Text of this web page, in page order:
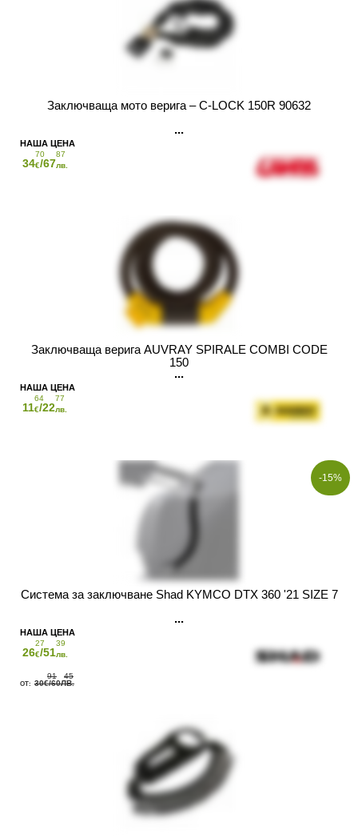
Заключващa мото верига – C-LOCK 150R 90632
34
70
€/67
87
лв.
Заключваща верига AUVRAY SPIRALE COMBI CODE
150
11
64
€/22
77
лв.
-15%
Система за заключване Shad KYMCO DTX 360 '21 SIZE 7
26
27
€/51
39
лв.
30
91
€/60
45
ЛВ.